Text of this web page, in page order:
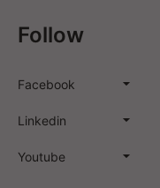
Follow
Facebook
Linkedin
Youtube